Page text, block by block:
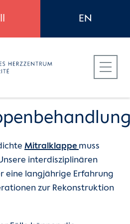
Mitralklappe muss
interdisziplinären
eine langjährige Erfahrung
zur Rekonstruktion
EN